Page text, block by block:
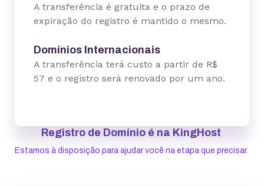
A transferência é gratuita e o prazo de
expiração do registro é mantido o mesmo.
Domínios Internacionais
A transferência terá custo a partir de R$
57 e o registro será renovado por um ano.
Registro de Domínio é na KingHost
Estamos à disposição para ajudar você na etapa que precisar.